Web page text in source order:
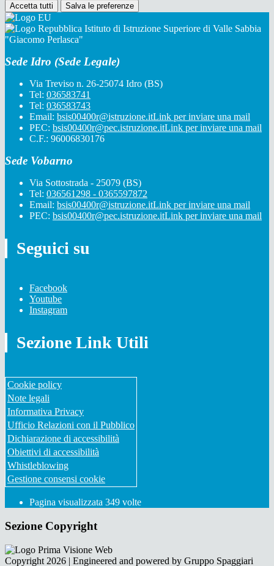
Accetta tutti Salva le preferenze
Istituto di Istruzione Superiore di Valle Sabbia
"Giacomo Perlasca"
Sede Idro (Sede Legale)
Via Treviso n. 26-25074 Idro (BS)
Tel: 036583741
Tel: 036583743
Email: bsis00400r@istruzione.itLink per inviare una mail
PEC: bsis00400r@pec.istruzione.itLink per inviare una mail
C.F.: 96006830176
Sede Vobarno
Via Sottostrada - 25079 (BS)
Tel: 036561298 - 0365597872
Email: bsis00400r@istruzione.itLink per inviare una mail
PEC: bsis00400r@pec.istruzione.itLink per inviare una mail
Seguici su
Facebook
Youtube
Instagram
Sezione Link Utili
Cookie policy
Note legali
Informativa Privacy
Ufficio Relazioni con il Pubblico
Dichiarazione di accessibilità
Obiettivi di accessibilità
Whistleblowing
Gestione consensi cookie
Pagina visualizzata 349 volte
Sezione Copyright
Copyright 2026 | Engineered and powered by Gruppo Spaggiari